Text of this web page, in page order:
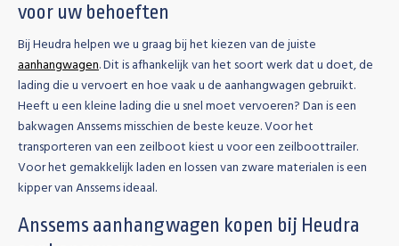
voor uw behoeften
Bij Heudra helpen we u graag bij het kiezen van de juiste
aanhangwagen. Dit is afhankelijk van het soort werk dat u doet, de
lading die u vervoert en hoe vaak u de aanhangwagen gebruikt.
Heeft u een kleine lading die u snel moet vervoeren? Dan is een
bakwagen Anssems misschien de beste keuze. Voor het
transporteren van een zeilboot kiest u voor een zeilboottrailer.
Voor het gemakkelijk laden en lossen van zware materialen is een
kipper van Anssems ideaal.
Anssems aanhangwagen kopen bij Heudra